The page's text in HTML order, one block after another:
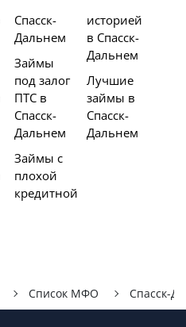
Спасск-
Дальнем
Займы
под залог
ПТС в
Спасск-
Дальнем
Займы с
плохой
кредитной
историей
в Спасск-
Дальнем
Лучшие
займы в
Спасск-
Дальнем
Список МФО Спасск-